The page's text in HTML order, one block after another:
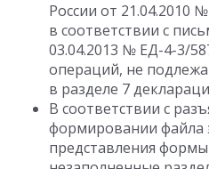
России от 21.04.2010
в соответствии с
03.04.2013 № ЕД-4-3/
операций, не
в разделе 7
В соответствии с
формировании файла
представления